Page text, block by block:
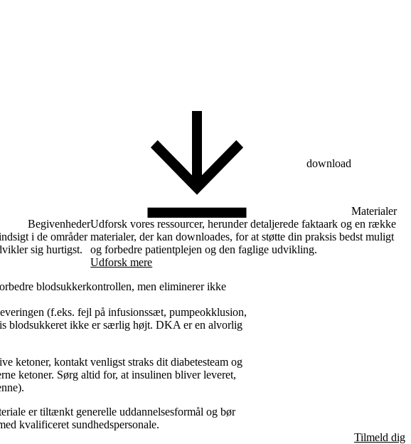
Begivenheder
i de områder
sig hurtigst.
download
Materialer
Udforsk vores ressourcer, herunder detaljerede faktaark og en række
materialer, der kan downloades, for at støtte din praksis bedst muligt
og forbedre patientplejen og den faglige udvikling.
Udforsk mere
blodsukkerkontrollen, men eliminerer ikke
(f.eks. fejl på infusionssæt, pumpeokklusion,
blodsukkeret ikke er særlig højt. DKA er en alvorlig
ketoner, kontakt venligst straks dit diabetesteam og
ketoner. Sørg altid for, at insulinen bliver leveret,
er tiltænkt generelle uddannelsesformål og bør
kvalificeret sundhedspersonale.
Tilmeld dig